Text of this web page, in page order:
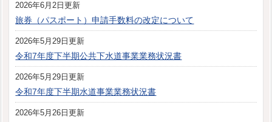
2026年6月2日更新
旅券（パスポート）申請手数料の改定について
2026年5月29日更新
令和7年度下半期公共下水道事業業務状況書
2026年5月29日更新
令和7年度下半期水道事業業務状況書
2026年5月26日更新